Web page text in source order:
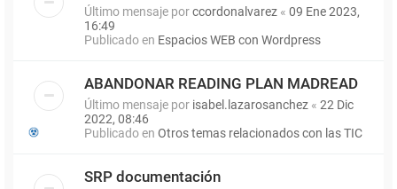
Último mensaje porccordonalvarez « 09 Ene 2023,
16:49
Publicado en Espacios WEB con Wordpress
ABANDONAR READING PLAN MADREAD
Último mensaje por isabel.lazarosanchez « 22 Dic
2022, 08:46
Publicado en Otros temas relacionados con las TIC
SRP documentación